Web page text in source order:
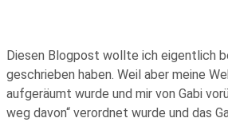
Diesen Blogpost wollte ich eigentlich
geschrieben haben. Weil aber meine
aufgeräumt wurde und mir von Gabi
weg davon“ verordnet wurde und das